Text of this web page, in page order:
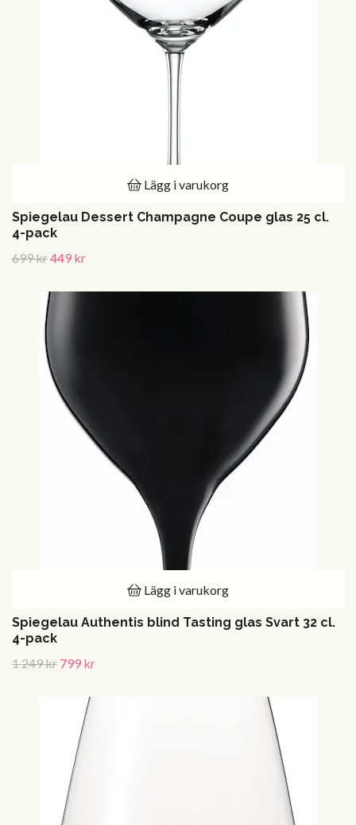
Lägg i varukorg
Spiegelau Dessert Champagne Coupe glas 25 cl.
4-pack
699 kr449 kr
Lägg i varukorg
Spiegelau Authentis blind Tasting glas Svart 32 cl.
4-pack
1 249 kr 799 kr